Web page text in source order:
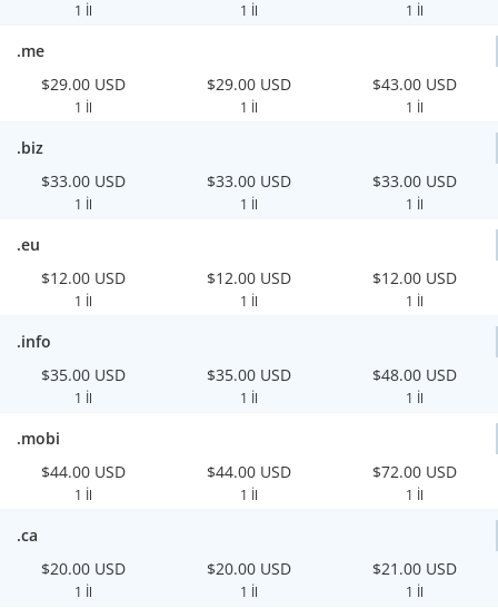
1 İl 1 İl 1 İl
.me
$29.00 USD
1 İl
$29.00 USD
1 İl
$43.00 USD
1 İl
.biz
$33.00 USD
1 İl
$33.00 USD
1 İl
$33.00 USD
1 İl
.eu
$12.00 USD
1 İl
$12.00 USD
1 İl
$12.00 USD
1 İl
.info
$35.00 USD
1 İl
$35.00 USD
1 İl
$48.00 USD
1 İl
.mobi
$44.00 USD
1 İl
$44.00 USD
1 İl
$72.00 USD
1 İl
.ca
$20.00 USD
1 İl
$20.00 USD
1 İl
$21.00 USD
1 İl